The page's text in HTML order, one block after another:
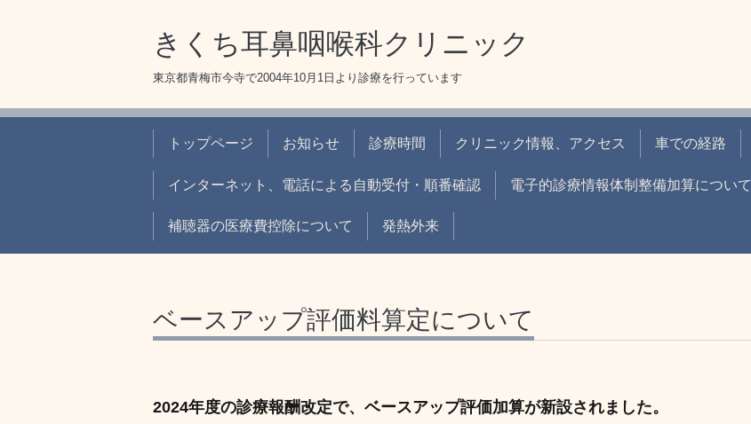
きくち耳鼻咽喉科クリニック
東京都青梅市今寺で2004年10月1日より診療を行っています
トップページ お知らせ 診療時間 クリニック情報、アクセス 車での経路
インターネット、電話による自動受付・順番確認 電子的診療情報体制整備加算について
補聴器の医療費控除について 発熱外来
ベースアップ評価料算定について
2024年度の診療報酬改定で、ベースアップ評価加算が新設されました。